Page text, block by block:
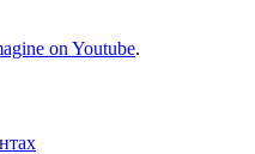
on Youtube.